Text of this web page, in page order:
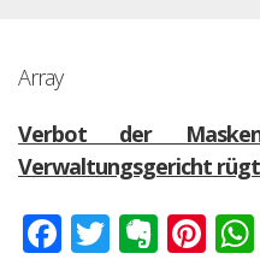
Array
Verbot der
Verwaltungsgericht
Facebook
Twitter